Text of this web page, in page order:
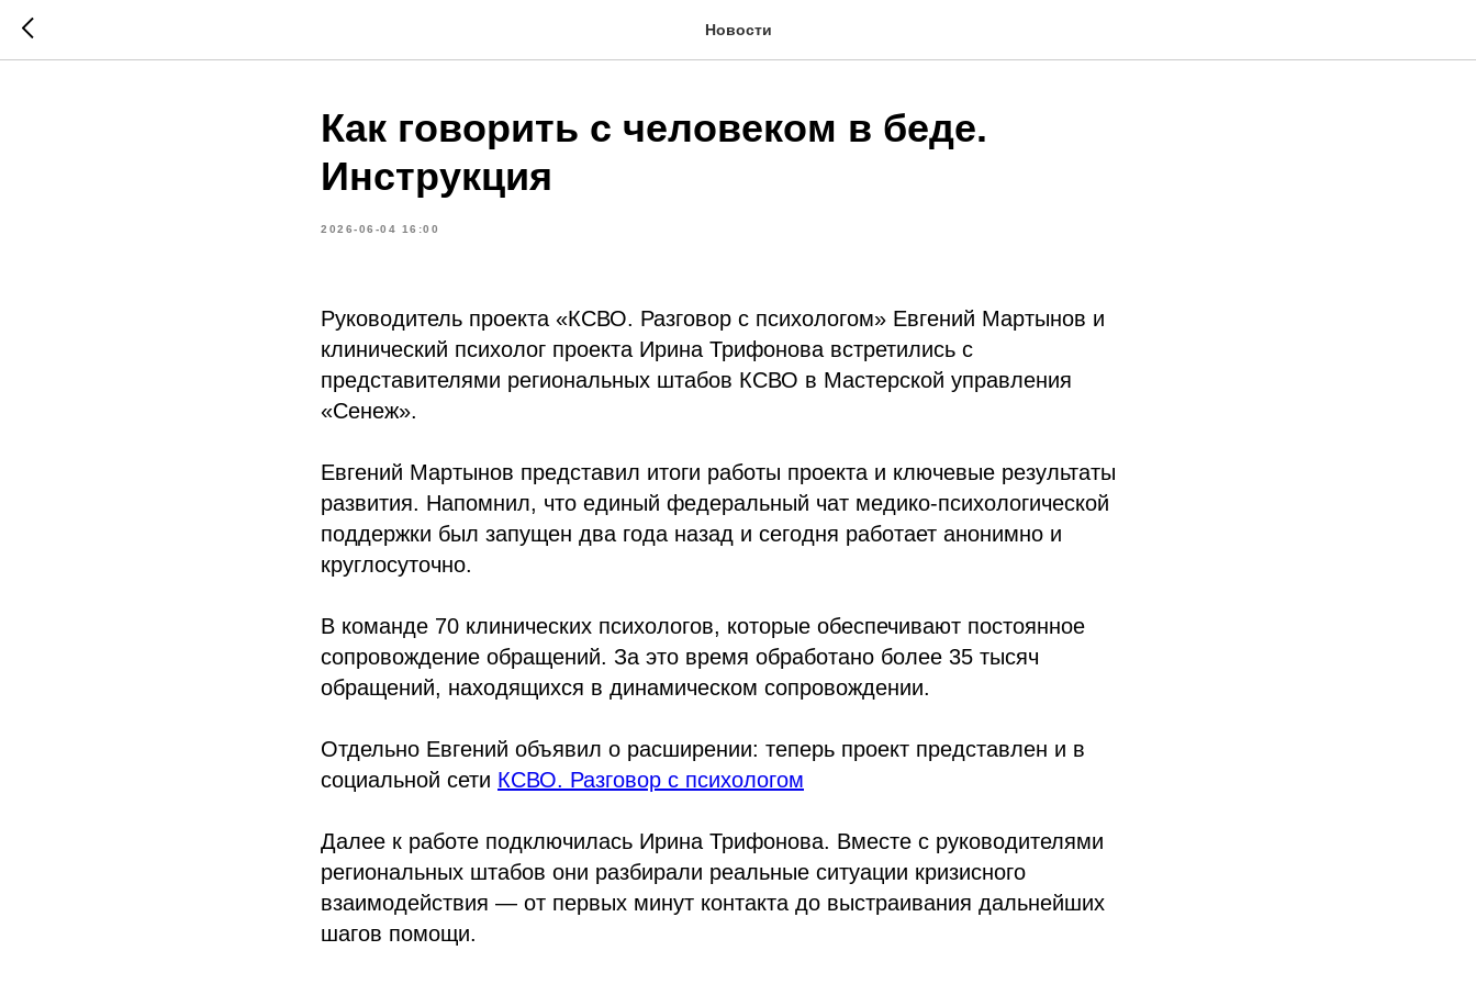
Новости
Как говорить с человеком в беде.
Инструкция
2026-06-04 16:00
Руководитель проекта «КСВО. Разговор с психологом» Евгений Мартынов и
клинический психолог проекта Ирина Трифонова встретились с
представителями региональных штабов КСВО в Мастерской управления
«Сенеж».
Евгений Мартынов представил итоги работы проекта и ключевые результаты
развития. Напомнил, что единый федеральный чат медико-психологической
поддержки был запущен два года назад и сегодня работает анонимно и
круглосуточно.
В команде 70 клинических психологов, которые обеспечивают постоянное
сопровождение обращений. За это время обработано более 35 тысяч
обращений, находящихся в динамическом сопровождении.
Отдельно Евгений объявил о расширении: теперь проект представлен и в
социальной сети КСВО. Разговор с психологом
Далее к работе подключилась Ирина Трифонова. Вместе с руководителями
региональных штабов они разбирали реальные ситуации кризисного
взаимодействия — от первых минут контакта до выстраивания дальнейших
шагов помощи.